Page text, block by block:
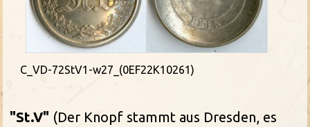
C_VD-72StV1-w27_(0EF22K10261)
"St.V" (Der Knopf stammt aus Dresden, es